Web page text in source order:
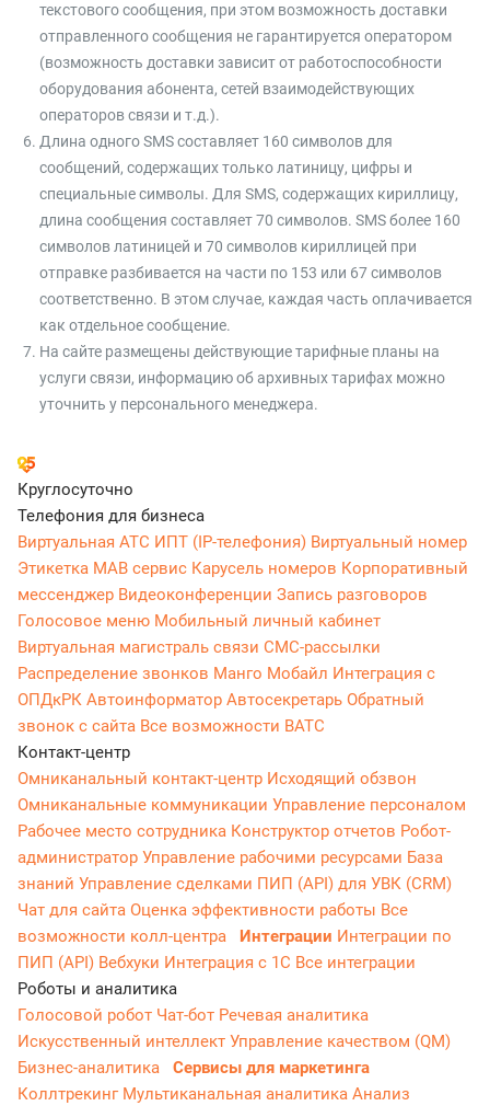
текстового сообщения, при этом возможность доставки
отправленного сообщения не гарантируется оператором
(возможность доставки зависит от работоспособности
оборудования абонента, сетей взаимодействующих
операторов связи и т.д.).
Длина одного SMS составляет 160 символов для
сообщений, содержащих только латиницу, цифры и
специальные символы. Для SMS, содержащих кириллицу,
длина сообщения составляет 70 символов. SMS более 160
символов латиницей и 70 символов кириллицей при
отправке разбивается на части по 153 или 67 символов
соответственно. В этом случае, каждая часть оплачивается
как отдельное сообщение.
На сайте размещены действующие тарифные планы на
услуги связи, информацию об архивных тарифах можно
уточнить у персонального менеджера.
Круглосуточно
Телефония для бизнеса
Виртуальная АТС ИПТ (IP-телефония) Виртуальный номер
Этикетка МАВ сервис Карусель номеров Корпоративный
мессенджер Видеоконференции Запись разговоров
Голосовое меню Мобильный личный кабинет
Виртуальная магистраль связи СМС-рассылки
Распределение звонков Манго Мобайл Интеграция с
ОПДкРК Автоинформатор Автосекретарь Обратный
звонок с сайта Все возможности ВАТС
Контакт-центр
Омниканальный контакт-центр Исходящий обзвон
Омниканальные коммуникации Управление персоналом
Рабочее место сотрудника Конструктор отчетов Робот-
администратор Управление рабочими ресурсами База
знаний Управление сделками ПИП (API) для УВК (CRM)
Чат для сайта Оценка эффективности работы Все
возможности колл-центра
Интеграции Интеграции по
ПИП (API) Вебхуки Интеграция с 1С Все интеграции
Роботы и аналитика
Голосовой робот Чат-бот Речевая аналитика
Искусственный интеллект Управление качеством (QM)
Бизнес-аналитика
Сервисы для маркетинга
Коллтрекинг Мультиканальная аналитика Анализ